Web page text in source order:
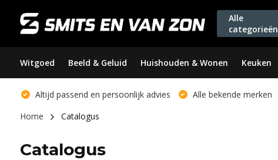
Alle
categorieën
Witgoed Beeld & Geluid Huishouden & Wonen Keuken
Altijd passend en persoonlijk advies
Alle bekende merken
Home
Catalogus
Catalogus